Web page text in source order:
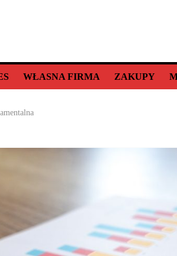
WŁASNA FIRMA ZAKUPY